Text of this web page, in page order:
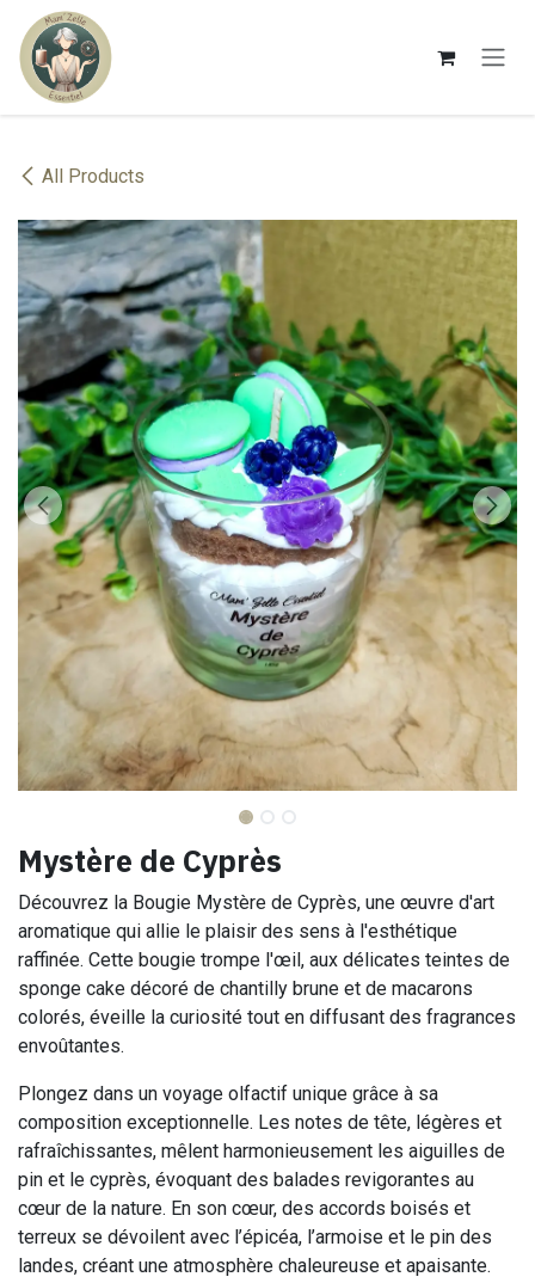
Se rendre au contenu
All Products
Mystère de Cyprès
Découvrez la Bougie Mystère de Cyprès, une œuvre d'art
aromatique qui allie le plaisir des sens à l'esthétique
raffinée. Cette bougie trompe l'œil, aux délicates teintes de
sponge cake décoré de chantilly brune et de macarons
colorés, éveille la curiosité tout en diffusant des fragrances
envoûtantes.
Plongez dans un voyage olfactif unique grâce à sa
composition exceptionnelle. Les notes de tête, légères et
rafraîchissantes, mêlent harmonieusement les aiguilles de
pin et le cyprès, évoquant des balades revigorantes au
cœur de la nature. En son cœur, des accords boisés et
terreux se dévoilent avec l’épicéa, l’armoise et le pin des
landes, créant une atmosphère chaleureuse et apaisante.